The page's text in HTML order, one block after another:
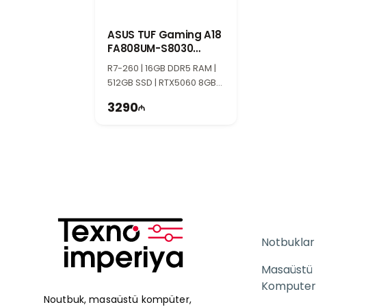
ASUS TUF Gaming A18
FA808UM-S8030
90NR0NN1-M001M0
R7-260 | 16GB DDR5 RAM |
512GB SSD | RTX5060 8GB |
3290
Noutbuk, masaüstü kompüter,
Notbuklar
Masaüstü
Komputer